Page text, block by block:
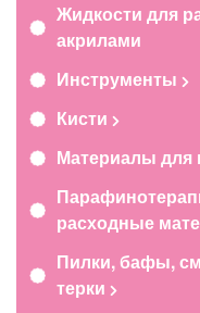
Жидкости для
акрилами
Инструменты
Кисти
Материалы для
расходные
Пилки, бафы,
терки